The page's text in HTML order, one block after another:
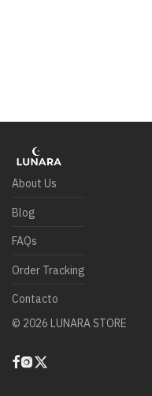
About Us
Blog
FAQs
Order Tracking
Contacto
© 2026 LUNARA STORE